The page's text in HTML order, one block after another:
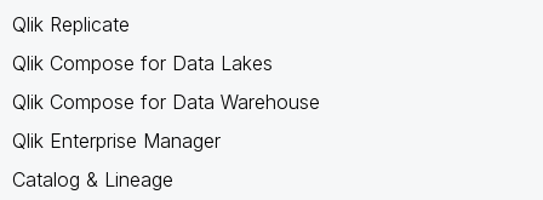
Qlik Replicate
Qlik Compose for Data Lakes
Qlik Compose for Data Warehouse
Qlik Enterprise Manager
Catalog & Lineage